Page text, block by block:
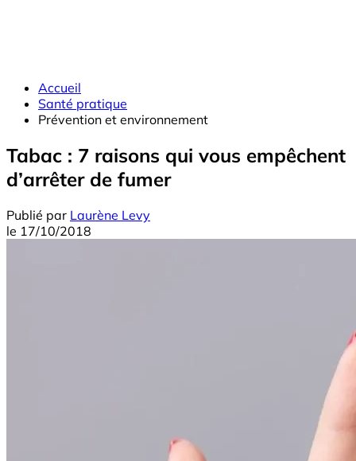
Accueil
Santé pratique
Prévention et environnement
Tabac : 7 raisons qui vous empêchent
d’arrêter de fumer
Publié par Laurène Levy
le 17/10/2018